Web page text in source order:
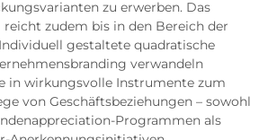
zu erwerben. Das
zudem bis in den Bereich der
gestaltete quadratische
verwandeln
in wirkungsvolle Instrumente zum
von Geschäftsbeziehungen – sowohl
Programmen als